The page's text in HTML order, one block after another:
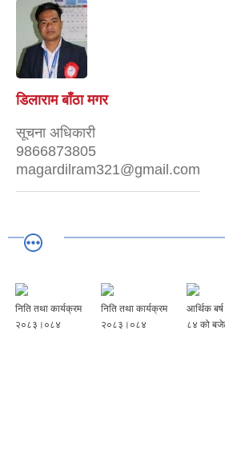
डिलाराम बाँठा मगर
सूचना अधिकारी
9866873805
magardilram321@gmail.com
निति तथा कार्यक्रम
२०८३।०८४
निति तथा कार्यक्रम
२०८३।०८४
आर्थिक
८४ को